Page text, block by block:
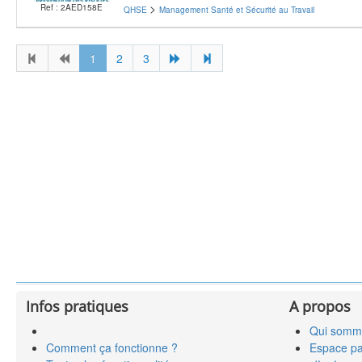
Ref : 2AED158E QHSE > Management Santé et Sécurité au Travail
1 2 3
Infos pratiques
Comment ça fonctionne ?
A propos
Qui
Espace